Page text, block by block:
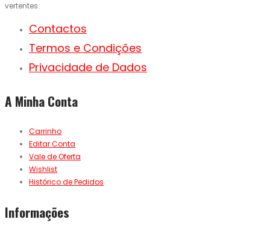
vertentes.
Contactos
Termos e Condições
Privacidade de Dados
A Minha Conta
Carrinho
Editar Conta
Vale de Oferta
Wishlist
Histórico de Pedidos
Informações